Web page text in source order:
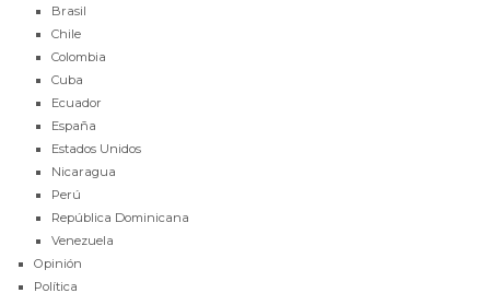
Brasil
Chile
Colombia
Cuba
Ecuador
España
Estados Unidos
Nicaragua
Perú
República Dominicana
Venezuela
Opinión
Política